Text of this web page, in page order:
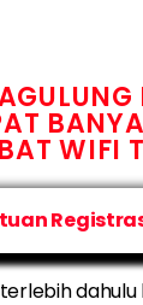
WIFI